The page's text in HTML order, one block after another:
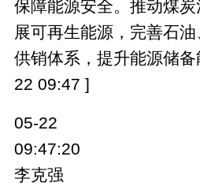
保障能源安全。推动煤
展可再生能源，完善石
供销体系，提升能源储
22 09:47 ]
05-22
09:47:20
李克强